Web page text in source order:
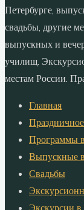
Петербурге,
свадьбы, другие
выпускных и
училищ.
местам России.
Главная
Программы
Выпускные
Свадьбы